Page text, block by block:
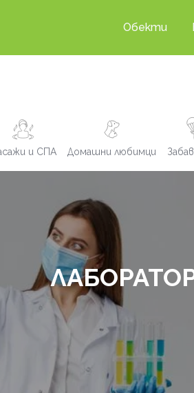
Обекти
и СПА Домашни любимци